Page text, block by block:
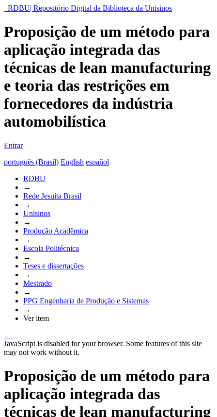
RDBU| Repositório Digital da Biblioteca da Unisinos
Proposição de um método para
aplicação integrada das
técnicas de lean manufacturing
e teoria das restrições em
fornecedores da indústria
automobilística
Entrar
português (Brasil) English español
RDBU
→
Rede Jesuíta Brasil
→
Unisinos
→
Produção Acadêmica
→
Escola Politécnica
→
Teses e dissertações
→
Mestrado
→
PPG Engenharia de Produção e Sistemas
→
Ver item
JavaScript is disabled for your browser. Some features of this site
may not work without it.
Proposição de um método para
aplicação integrada das
técnicas de lean manufacturing